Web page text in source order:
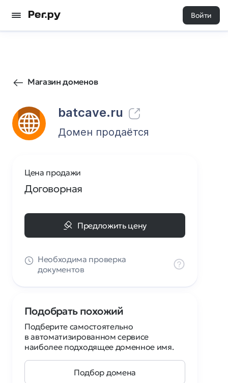
Войти
Магазин доменов
batcave.ru
17 0
Домен продаётся
Цена продажи
Договорная
Предложить цену
Необходима проверка
документов
Подобрать похожий
Подберите самостоятельно
в автоматизированном сервисе
наиболее подходящее доменное имя.
Подбор домена